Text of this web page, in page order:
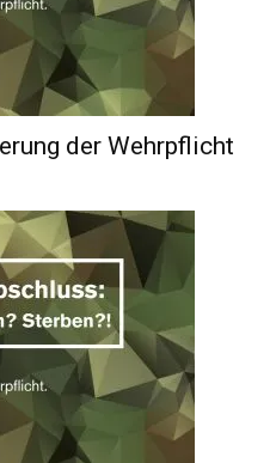
der Wehrpflicht